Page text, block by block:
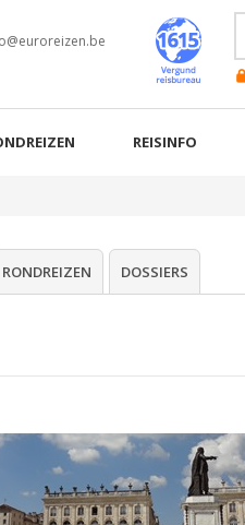
REISINFO
RONDREIZEN DOSSIERS